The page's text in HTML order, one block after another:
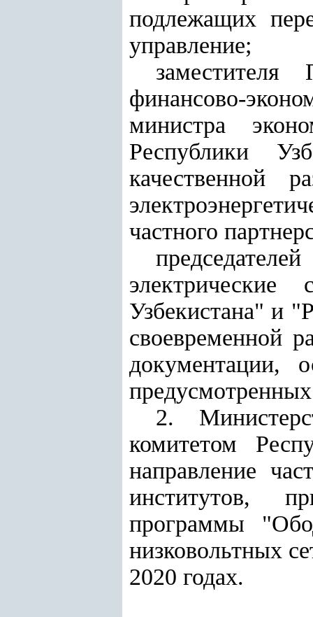
подлежащих
управление;
заместителя
финансово-
министра
Республики
качественной
частного
электрические
Узбекистана" и
своевременной
документации,
2.
комитетом
направление
институтов,
программы
низковольтных
2020 годах.